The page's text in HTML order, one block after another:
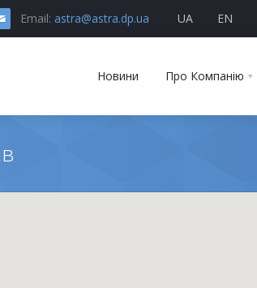
Email: astra@astra.dp.ua UA EN
Новини Про Компанію